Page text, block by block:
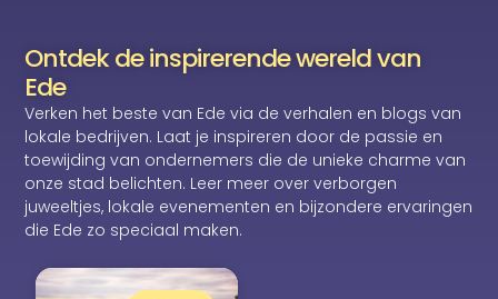
Ontdek de inspirerende wereld van
Ede
Verken het beste van Ede via de verhalen en blogs van
lokale bedrijven. Laat je inspireren door de passie en
toewijding van ondernemers die de unieke charme van
onze stad belichten. Leer meer over verborgen
juweeltjes, lokale evenementen en bijzondere ervaringen
die Ede zo speciaal maken.